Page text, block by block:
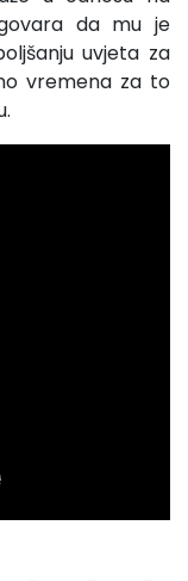
da mu je
uvjeta za
vremena za to